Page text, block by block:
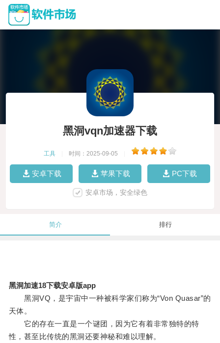
黑洞vqn加速器下载
工具 时间：2025-09-05
安卓下载 苹果下载 PC下载
安卓市场，安全绿色
简介 排行
黑洞加速18下载安卓版app
黑洞VQ，是宇宙中一种被科学家们称为“Von Quasar”的
天体。
它的存在一直是一个谜团，因为它有着非常独特的特
性，甚至比传统的黑洞还要神秘和难以理解。